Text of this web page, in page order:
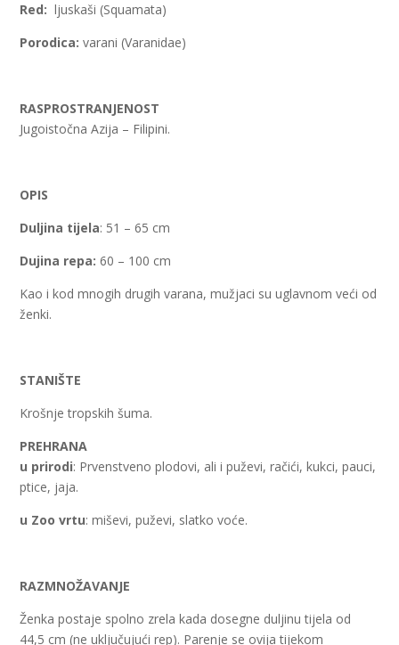
Red: ljuskaši (Squamata)
Porodica: varani (Varanidae)
RASPROSTRANJENOST
Jugoistočna Azija – Filipini.
OPIS
Duljina tijela: 51 – 65 cm
Dujina repa: 60 – 100 cm
Kao i kod mnogih drugih varana, mužjaci su uglavnom veći od
ženki.
STANIŠTE
Krošnje tropskih šuma.
PREHRANA
u prirodi: Prvenstveno plodovi, ali i puževi, račići, kukci, pauci,
ptice, jaja.
u Zoo vrtu: miševi, puževi, slatko voće.
RAZMNOŽAVANJE
Ženka postaje spolno zrela kada dosegne duljinu tijela od
44,5 cm (ne uključujući rep). Parenje se ovija tijekom